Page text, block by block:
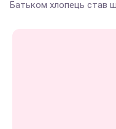
Батьком хлопець став